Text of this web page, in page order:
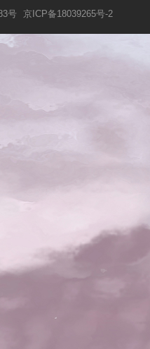
号 京ICP备18039265号-2